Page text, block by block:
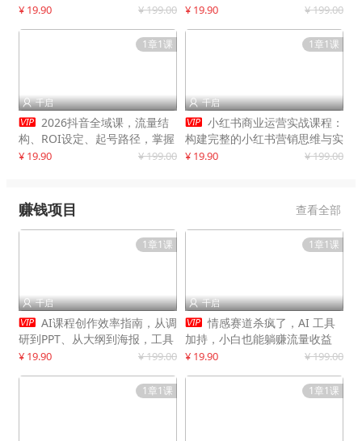
现，单店月引流成交额提升50%
¥ 19.90 ¥ 199.00 闲鱼等，技术合集，高效转化公
¥ 19.90 ¥ 199.00
1章1课
 千启
 2026抖音全域课，流量结
构、ROI设定、起号路径，掌握
平台新规下利润最大化
¥ 19.90 ¥ 199.00
1章1课
 千启
 小红书商业运营实战课程：
构建完整的小红书营销思维与实
战能力，案例店铺月销破百万！
¥ 19.90 ¥ 199.00
赚钱项目 查看全部
1章1课
 千启
 AI课程创作效率指南，从调
研到PPT、从大纲到海报，工具
赋能，打造可持续变现产品线
¥ 19.90 ¥ 199.00
1章1课
 千启
 情感赛道杀疯了，AI 工具
加持，小白也能躺赚流量收益
¥ 19.90 ¥ 199.00
1章1课 1章1课